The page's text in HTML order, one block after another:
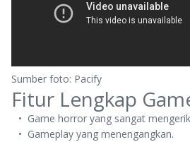
Sumber foto: Pacify
Fitur Lengkap
Game horror yang sangat
Gameplay yang menengangkan.